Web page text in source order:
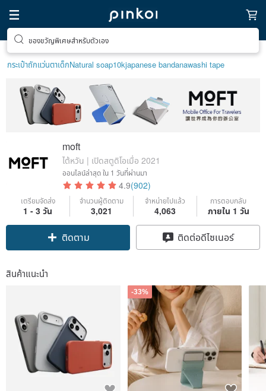
ตามหาไอเทมฮีลใจ
กระเป๋าถักแว่นตาเด็กNatural soap10kjapanese bandanawashi tape
moft
ไต้หวัน | เปิดสตูดิโอเมื่อ 2021
ออนไลน์ล่าสุดใน 1 วันที่ผ่านมา
4.9(902)
เตรียมจัดส่ง
1 - 3 วัน
จำนวนผู้ติดตาม
3,021
จำหน่ายไปแล้ว
4,063
การตอบกลับ
ภายใน 1 วัน
ติดตาม ติดต่อดีไซเนอร์
สินค้าแนะนำ
-33%